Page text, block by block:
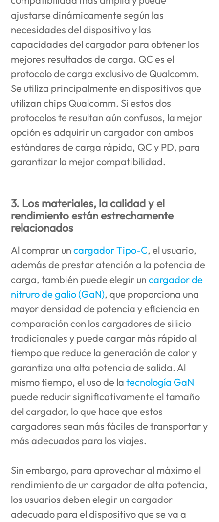
ajustarse dinámicamente según las
necesidades del dispositivo y las
capacidades del cargador para obtener los
mejores resultados de carga. QC es el
protocolo de carga exclusivo de Qualcomm.
Se utiliza principalmente en dispositivos que
utilizan chips Qualcomm. Si estos dos
protocolos te resultan aún confusos, la mejor
opción es adquirir un cargador con ambos
estándares de carga rápida, QC y PD, para
garantizar la mejor compatibilidad.
3. Los materiales, la calidad y el
rendimiento están estrechamente
relacionados
Al comprar uncargador Tipo-C, el usuario,
además de prestar atención a la potencia de
carga, también puede elegir uncargador de
nitruro de galio (GaN), que proporciona una
mayor densidad de potencia y eficiencia en
comparación con los cargadores de silicio
tradicionales y puede cargar más rápido al
tiempo que reduce la generación de calor y
garantiza una alta potencia de salida. Al
mismo tiempo, el uso de latecnología GaN
puede reducir significativamente el tamaño
del cargador, lo que hace que estos
cargadores sean más fáciles de transportar y
más adecuados para los viajes.
Sin embargo, para aprovechar al máximo el
rendimiento de un cargador de alta potencia,
los usuarios deben elegir un cargador
adecuado para el dispositivo que se va a